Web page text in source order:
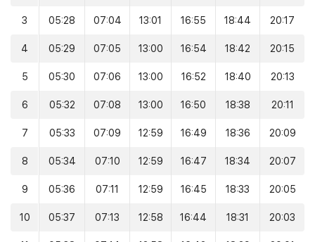
3 05:28 07:04 13:01 16:55 18:44 20:17
4 05:29 07:05 13:00 16:54 18:42 20:15
5 05:30 07:06 13:00 16:52 18:40 20:13
6 05:32 07:08 13:00 16:50 18:38 20:11
7 05:33 07:09 12:59 16:49 18:36 20:09
8 05:34 07:10 12:59 16:47 18:34 20:07
9 05:36 07:11 12:59 16:45 18:33 20:05
10 05:37 07:13 12:58 16:44 18:31 20:03